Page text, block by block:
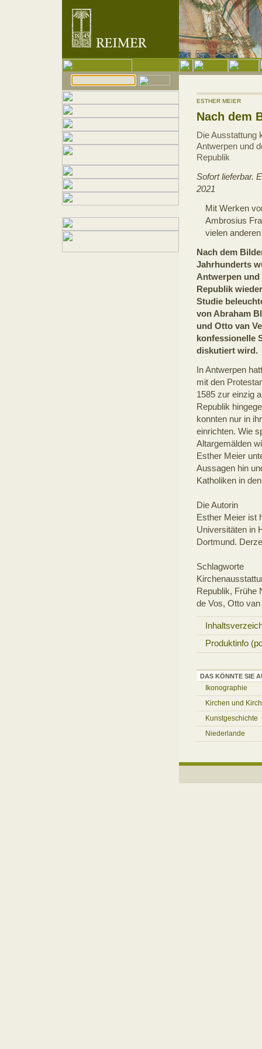
ESTHER MEIER
Nach dem
Die Ausstattung
Antwerpen und
Republik
Sofort lieferbar.
2021
Mit Werken
Ambrosius
vielen
Nach dem
Jahrhunderts
Antwerpen
Republik
Studie
von Abraham
und Otto van
konfessionelle
diskutiert wird.
In Antwerpen
mit den
1585 zur einzig
Republik
konnten nur in
einrichten. Wie
Altargemälden
Esther Meier
Aussagen hin
Katholiken in
Die Autorin
Esther Meier ist
Universitäten in
Dortmund.
Schlagworte
Republik, Frühe
de Vos, Otto
Produktinfo
DAS KÖNNTE SIE
Ikonographie
Kirchen und
Kunstgeschichte
Niederlande